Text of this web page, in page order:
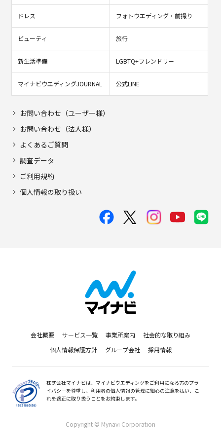
ドレス フォトウエディング・前撮り
ビューティ 旅行
新生活準備 LGBTQ+フレンドリー
マイナビウエディングJOURNAL 公式LINE
お問い合わせ（ユーザー様）
お問い合わせ（法人様）
よくあるご質問
調査データ
ご利用規約
個人情報の取り扱い
会社概要 サービス一覧 事業所案内
社会的な取り組み
個人情報保護方針
グループ会社 採用情報
株式会社マイナビは、マイナビウエディングをご利用になる方のプラ
イバシーを尊重し、利用者の個人情報の管理に細心の注意を払い、こ
れを適正に取り扱うことをお約束します。
Copyright © Mynavi Corporation